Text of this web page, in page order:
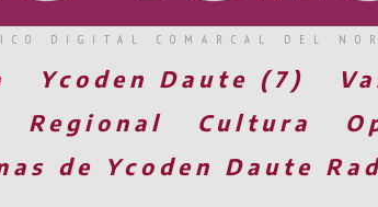
DIGITAL COMARCAL DEL
Ycoden Daute (7)
Regional Cultura
de Ycoden Daute